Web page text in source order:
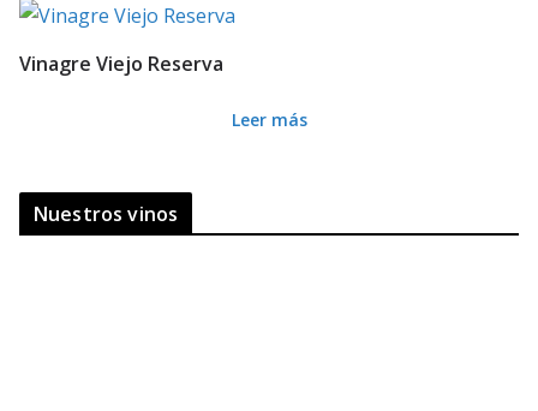
Vinagre Viejo Reserva
Leer más
Nuestros vinos